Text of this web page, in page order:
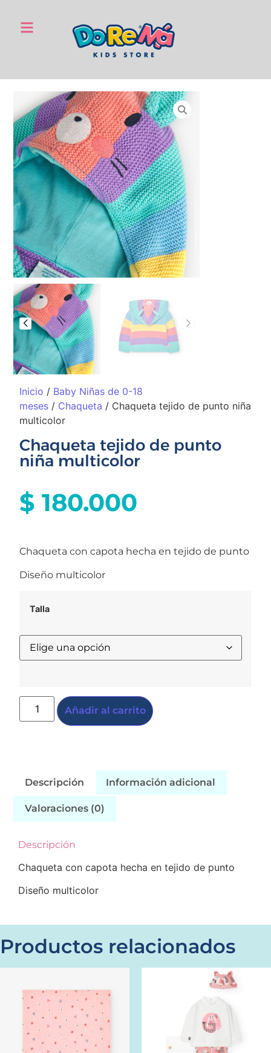
Inicio / Baby Niñas de 0-18
meses / Chaqueta / Chaqueta tejido de punto niña
multicolor
Chaqueta tejido de punto
niña multicolor
$ 180.000
Chaqueta con capota hecha en tejido de punto
Diseño multicolor
Talla
Añadir al carrito
Descripción Información adicional
Valoraciones (0)
Descripción
Chaqueta con capota hecha en tejido de punto
Diseño multicolor
Productos relacionados